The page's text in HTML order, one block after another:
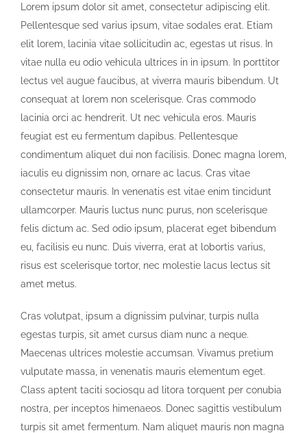
Lorem ipsum dolor sit amet, consectetur adipiscing elit.
Pellentesque sed varius ipsum, vitae sodales erat. Etiam
elit lorem, lacinia vitae sollicitudin ac, egestas ut risus. In
vitae nulla eu odio vehicula ultrices in in ipsum. In porttitor
lectus vel augue faucibus, at viverra mauris bibendum. Ut
consequat at lorem non scelerisque. Cras commodo
lacinia orci ac hendrerit. Ut nec vehicula eros. Mauris
feugiat est eu fermentum dapibus. Pellentesque
condimentum aliquet dui non facilisis. Donec magna lorem,
iaculis eu dignissim non, ornare ac lacus. Cras vitae
consectetur mauris. In venenatis est vitae enim tincidunt
ullamcorper. Mauris luctus nunc purus, non scelerisque
felis dictum ac. Sed odio ipsum, placerat eget bibendum
eu, facilisis eu nunc. Duis viverra, erat at lobortis varius,
risus est scelerisque tortor, nec molestie lacus lectus sit
amet metus.
Cras volutpat, ipsum a dignissim pulvinar, turpis nulla
egestas turpis, sit amet cursus diam nunc a neque.
Maecenas ultrices molestie accumsan. Vivamus pretium
vulputate massa, in venenatis mauris elementum eget.
Class aptent taciti sociosqu ad litora torquent per conubia
nostra, per inceptos himenaeos. Donec sagittis vestibulum
turpis sit amet fermentum. Nam aliquet mauris non magna